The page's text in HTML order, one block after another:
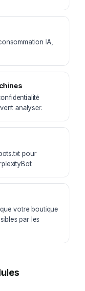
IA,
analyser.
pour
votre boutique
par les